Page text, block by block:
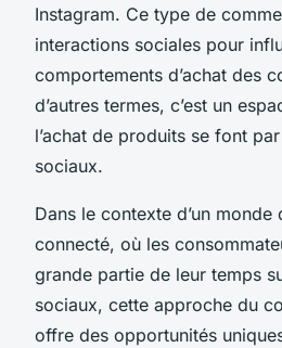
Instagram. Ce type de
interactions sociales pour
comportements d’achat des
d’autres termes, c’est un
l’achat de produits se font
sociaux.
Dans le contexte d’un monde
connecté, où les
grande partie de leur temps
sociaux, cette approche du
offre des opportunités